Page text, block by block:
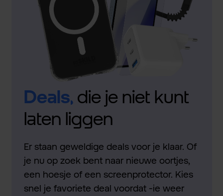
Deals,die je niet kunt
laten liggen
Er staan geweldige deals voor je klaar. Of
je nu op zoek bent naar nieuwe oortjes,
een hoesje of een screenprotector. Kies
snel je favoriete deal voordat -ie weer